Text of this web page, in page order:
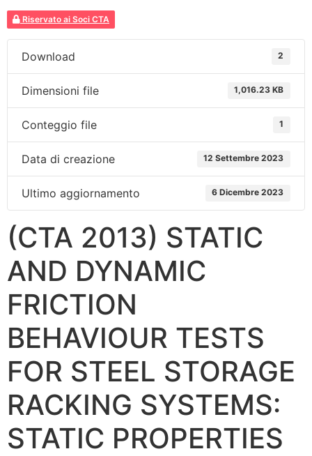
Riservato ai Soci CTA
Download 2
Dimensioni file 1,016.23 KB
Conteggio file 1
Data di creazione 12 Settembre 2023
Ultimo aggiornamento 6 Dicembre 2023
(CTA 2013) STATIC
AND DYNAMIC
FRICTION
BEHAVIOUR TESTS
FOR STEEL STORAGE
RACKING SYSTEMS:
STATIC PROPERTIES